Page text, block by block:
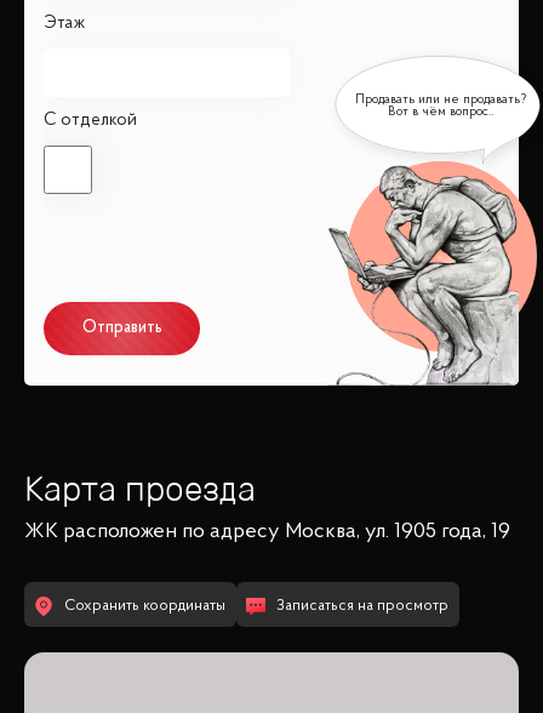
Этаж
С отделкой
Отправить
Карта проезда
ЖК расположен по адресу Москва, ул. 1905 года, 19
Сохранить координаты Записаться на просмотр